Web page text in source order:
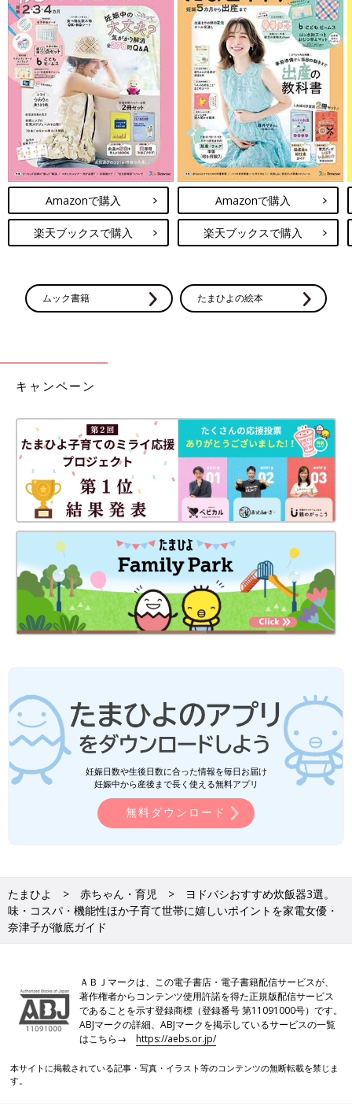
レンジで温めてもベタつきにくく、ほぐれやすい“冷凍ごはんメ
ニュー”が搭載されているのも最高だなあ。
なお象印のごはんは、本機も含めて、標準で炊いた際の味わいが
優しくてやや柔らかめの印象です。もちろん粒立ちもしっかりし
ているんですが、冷めても美味しくて、ほんのりした甘みも相ま
って、どんなメンタルのときにも寄り添ってくれるような“懐か
る】という方には特に試してみてほしいです。
センサーの優秀さ、多彩なコースで選ぶならパナソ
ニックの最高峰モデルを選ぶべし
※写真右側※（実勢価格：97,900円）は食べ盛りのお子さんがい
Amazonで購入
楽天ブックスで購入
Amazonで購入
楽天ブックスで購入
ムック書籍 たまひよの絵本
キャンペーン
妊娠日数や生後日数に合った情報を毎日お届け
妊娠中から産後まで長く使える無料アプリ
無料ダウンロード
たまひよ 赤ちゃん・育児
ヨドバシおすすめ炊飯器3選。
味・コスパ・機能性ほか子育て世帯に嬉しいポイントを家電女優・
奈津子が徹底ガイド
ＡＢＪマークは、この電子書店・電子書籍配信サービスが、
著作権者からコンテンツ使用許諾を得た正規版配信サービス
であることを示す登録商標（登録番号 第11091000号）です。
ABJマークの詳細、ABJマークを掲示しているサービスの一覧
はこちら→https://aebs.or.jp/
本サイトに掲載されている記事・写真・イラスト等のコンテンツの無断転載を禁じま
す。